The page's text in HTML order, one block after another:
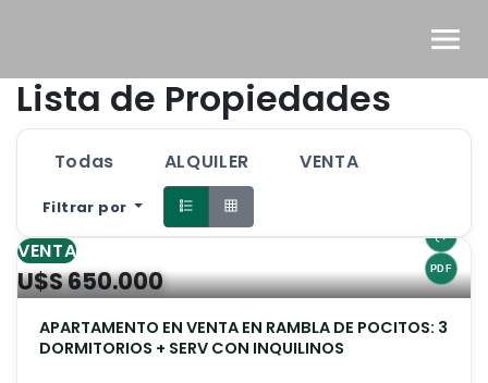
Lista de Propiedades
Todas ALQUILER VENTA
Filtrar por
VENTA
U$S 650.000
APARTAMENTO EN VENTA EN RAMBLA DE POCITOS: 3
DORMITORIOS + SERV CON INQUILINOS